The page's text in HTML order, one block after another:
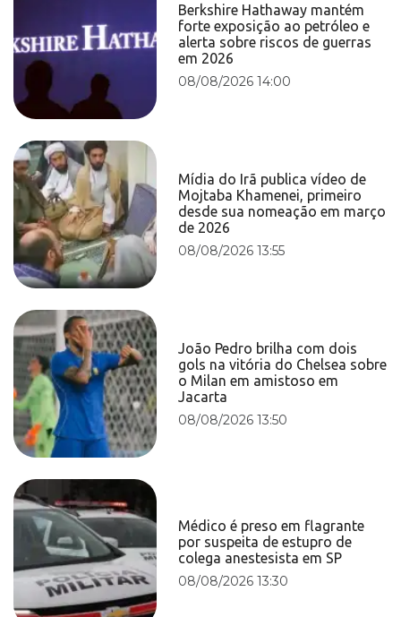
Berkshire Hathaway mantém
forte exposição ao petróleo e
alerta sobre riscos de guerras
em 2026
08/08/2026 14:00
Mídia do Irã publica vídeo de
Mojtaba Khamenei, primeiro
desde sua nomeação em março
de 2026
08/08/2026 13:55
João Pedro brilha com dois
gols na vitória do Chelsea sobre
o Milan em amistoso em
Jacarta
08/08/2026 13:50
Médico é preso em flagrante
por suspeita de estupro de
colega anestesista em SP
08/08/2026 13:30